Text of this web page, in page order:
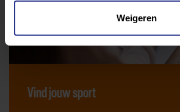
Weigeren
Vind jouw sport